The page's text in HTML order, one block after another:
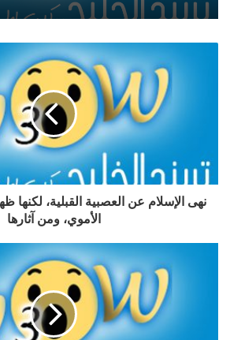
نهى الإسلام عن العصبية القبلية، لكنها
الأموي، ومن آثارها